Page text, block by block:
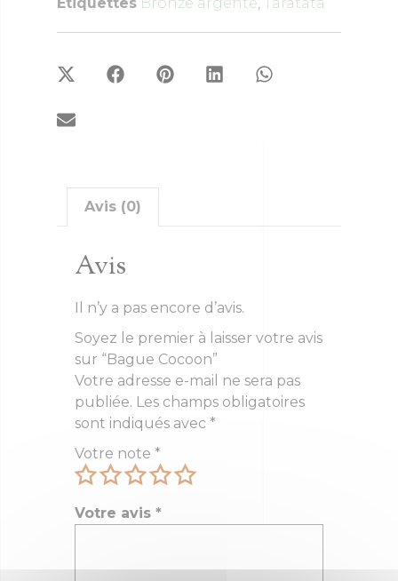
Étiquettes Bronze argenté, Taratata
Avis (0)
Avis
Il n’y a pas encore d’avis.
Soyez le premier à laisser votre avis
sur “Bague Cocoon”
Votre adresse e-mail ne sera pas
publiée. Les champs obligatoires
sont indiqués avec *
Votre note *
Votre avis *